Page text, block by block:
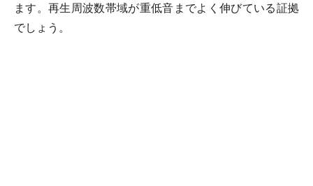
ます。再生周波数帯域が重低音までよく伸びている証拠
でしょう。